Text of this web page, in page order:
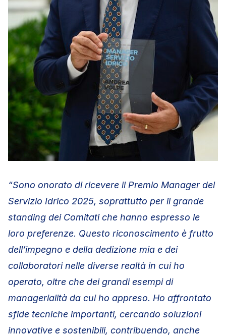
“Sono onorato di ricevere il Premio Manager del
Servizio Idrico 2025, soprattutto per il grande
standing dei Comitati che hanno espresso le
loro preferenze. Questo riconoscimento è frutto
dell’impegno e della dedizione mia e dei
collaboratori nelle diverse realtà in cui ho
operato, oltre che dei grandi esempi di
managerialità da cui ho appreso. Ho affrontato
sfide tecniche importanti, cercando soluzioni
innovative e sostenibili, contribuendo, anche